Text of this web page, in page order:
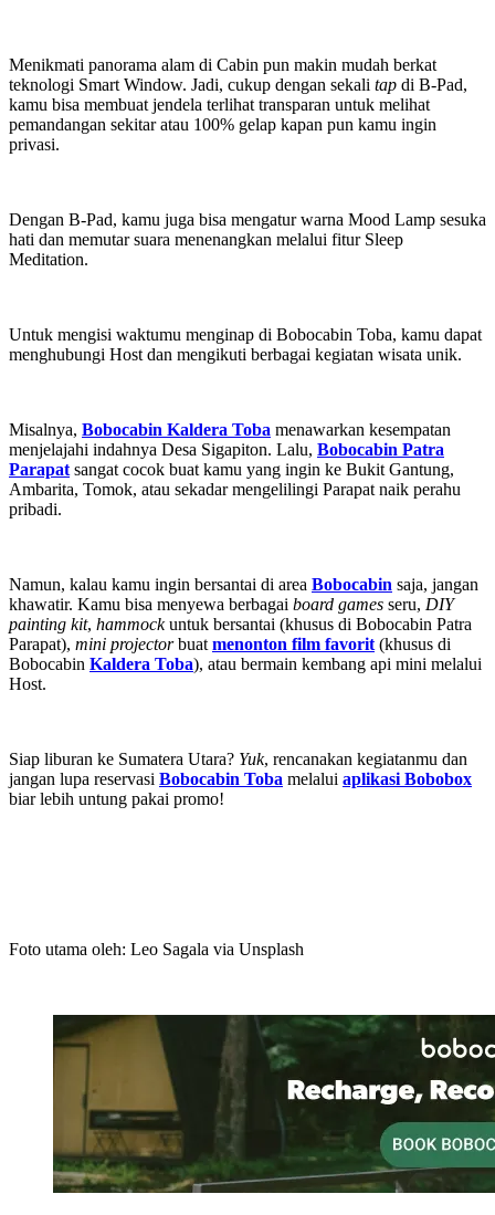
Menikmati panorama alam di Cabin pun makin mudah berkat
teknologi Smart Window. Jadi, cukup dengan sekali tap di B-Pad,
kamu bisa membuat jendela terlihat transparan untuk melihat
pemandangan sekitar atau 100% gelap kapan pun kamu ingin
privasi.
Dengan B-Pad, kamu juga bisa mengatur warna Mood Lamp sesuka
hati dan memutar suara menenangkan melalui fitur Sleep
Meditation.
Untuk mengisi waktumu menginap di Bobocabin Toba, kamu dapat
menghubungi Host dan mengikuti berbagai kegiatan wisata unik.
Misalnya, Bobocabin Kaldera Toba menawarkan kesempatan
menjelajahi indahnya Desa Sigapiton. Lalu, Bobocabin Patra
Parapat sangat cocok buat kamu yang ingin ke Bukit Gantung,
Ambarita, Tomok, atau sekadar mengelilingi Parapat naik perahu
pribadi.
Namun, kalau kamu ingin bersantai di area Bobocabin saja, jangan
khawatir. Kamu bisa menyewa berbagai board games seru, DIY
painting kit, hammockuntuk bersantai (khusus di Bobocabin Patra
Parapat), mini projectorbuat menonton film favorit (khusus di
Bobocabin Kaldera Toba), atau bermain kembang api mini melalui
Host.
Siap liburan ke Sumatera Utara? Yuk, rencanakan kegiatanmu dan
jangan lupa reservasi Bobocabin Toba melalui aplikasi Bobobox
biar lebih untung pakai promo!
Foto utama oleh: Leo Sagala via Unsplash